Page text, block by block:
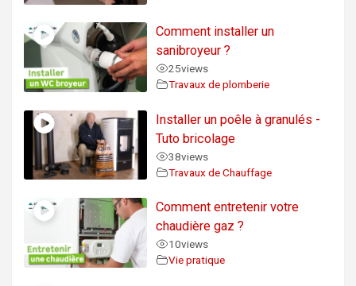
Comment installer un
sanibroyeur ?
25views
Travaux de plomberie
Installer un poêle à granulés -
Tuto bricolage
38views
Travaux de Chauffage
Comment entretenir votre
chaudière gaz ?
10views
Vie pratique